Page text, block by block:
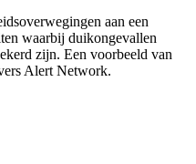
aan een
waarbij duikongevallen
zijn. Een voorbeeld van
Alert Network.